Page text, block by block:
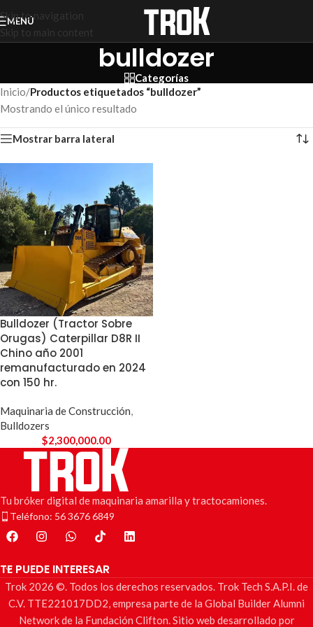
Skip to navigation
Skip to main content
MENÚ
bulldozer
Categorías
Inicio/Productos etiquetados “bulldozer”
Mostrando el único resultado
Mostrar barra lateral
Bulldozer (Tractor Sobre
Orugas) Caterpillar D8R II
Chino año 2001
remanufacturado en 2024
con 150 hr.
Maquinaria de Construcción,
Bulldozers
$2,300,000.00
Tu bróker digital de maquinaria amarilla y tractocamiones.
Teléfono: 56 3676 6849
TE PUEDE INTERESAR
Trok 2026 ©. Todos los derechos reservados. Trok Tech S.A.P.I. de
C.V. TTE221017DD2, empresa parte de la Global Builder Alumni
Network de la Fundación Clifton. Sitio web desarrollado por